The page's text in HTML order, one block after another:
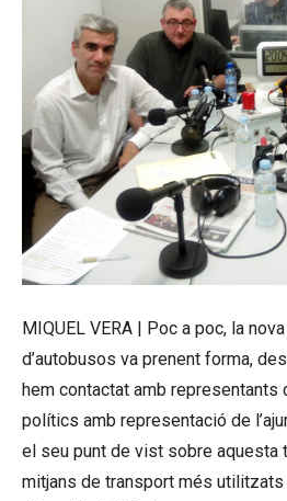
MIQUEL VERA | Poc a poc, la
d’autobusos va prenent forma,
hem contactat amb
polítics amb representació de
el seu punt de vist sobre aquesta
mitjans de transport més